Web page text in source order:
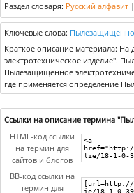
Раздел словаря: Русский алфавит |
Ключевые слова:
Краткое описание материала:
электротехническое изделие".
Пылезащищенное
где применяется определение
Ссылки на описание термина
HTML-код ссылки
на термин для
сайтов и блогов
BB-код ссылки на
термин для